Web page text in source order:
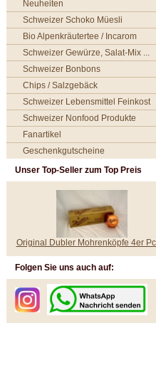
Neuheiten
Schweizer Schoko Müesli
Bio Alpenkräutertee / Incarom
Schweizer Gewürze, Salat-Mix ...
Schweizer Bonbons
Chips / Salzgebäck
Schweizer Lebensmittel Feinkost
Schweizer Nonfood Produkte
Fanartikel
Geschenkgutscheine
Unser Top-Seller zum Top Preis
Original Dubler Mohrenköpfe 4er
Folgen Sie uns auch auf: